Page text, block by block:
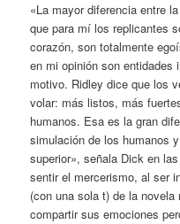
«La mayor diferencia entre
que para mí los replicantes
corazón, son totalmente
en mi opinión son entidades
motivo. Ridley dice que los
volar: más listos, más
humanos. Esa es la gran
simulación de los humanos
superior», señala Dick en
sentir el mercerismo, al ser
(con una sola t) de la
compartir sus emociones